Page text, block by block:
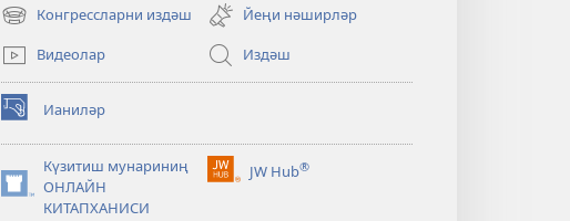
window)
Конгрессларни издәш
(opens
new
window)
Йеңи нәширләр
Видеолар
Издәш
Ианиләр
(opens
new
window)Күзитиш мунариниң
ОНЛАЙН
КИТАПХАНИСИ
(opens
JW Hub®
(opens